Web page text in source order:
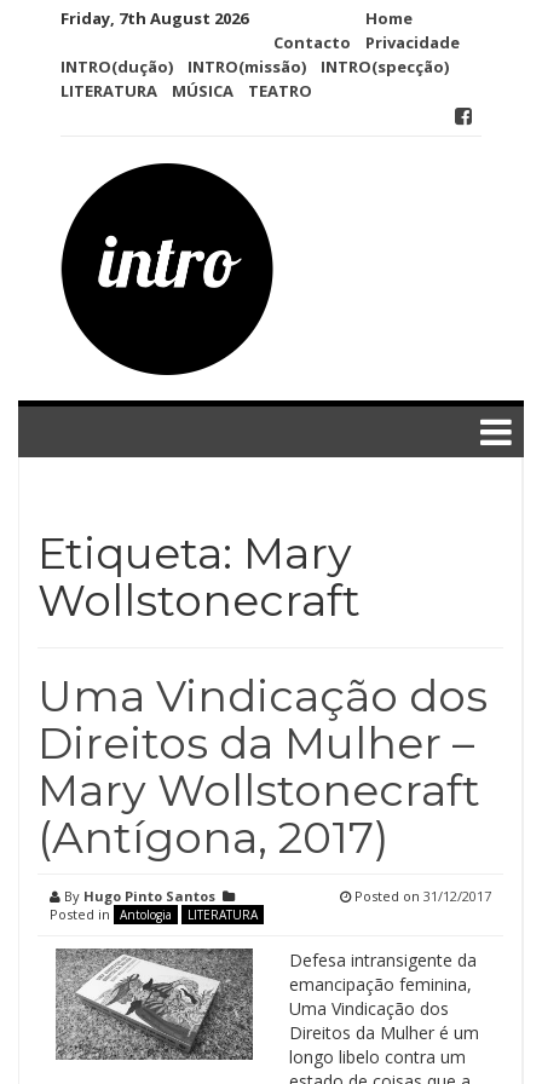
Friday, 7th August 2026
Contacto
Home
Privacidade
INTRO(dução)
INTRO(missão)
INTRO(specção)
LITERATURA
MÚSICA TEATRO
Etiqueta: Mary
Wollstonecraft
Uma Vindicação dos
Direitos da Mulher –
Mary Wollstonecraft
(Antígona, 2017)
By Hugo Pinto Santos
Posted in
Antologia LITERATURA
Posted on 31/12/2017
Defesa intransigente da
emancipação feminina,
Uma Vindicação dos
Direitos da Mulher é um
longo libelo contra um